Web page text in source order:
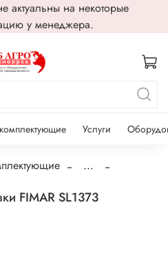
актуальны на некоторые
у менеджера.
Услуги
...
FIMAR SL1373